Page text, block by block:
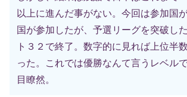
以上に進んだ事がない。今回は参加国
国が参加したが、予選リーグを突破し
ト３２で終了。数字的に見れば上位半
った。これでは優勝なんて言うレベル
目瞭然。